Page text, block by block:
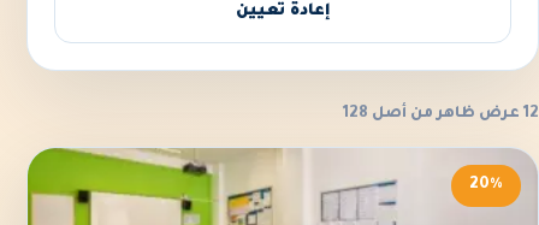
إعادة تعيين
12 عرض ظاهر من أصل 128
20%